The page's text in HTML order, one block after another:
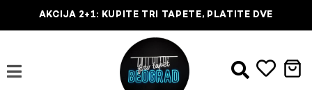
AKCIJA 2+1: KUPITE TRI TAPETE, PLATITE DVE